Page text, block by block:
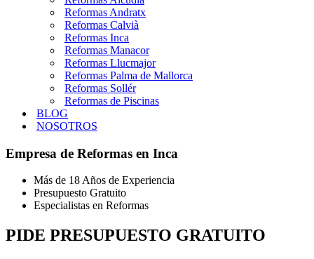
Reformas Andratx
Reformas Calvià
Reformas Inca
Reformas Manacor
Reformas Llucmajor
Reformas Palma de Mallorca
Reformas Sollér
Reformas de Piscinas
BLOG
NOSOTROS
Empresa de Reformas en Inca
Más de 18 Años de Experiencia
Presupuesto Gratuito
Especialistas en Reformas
PIDE PRESUPUESTO GRATUITO